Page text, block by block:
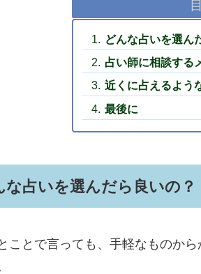
どんな占いを選ん
占い師に相談する
近くに占えるよう
最後に
な占いを選んだら良いの？
ことで言っても、手軽なものか